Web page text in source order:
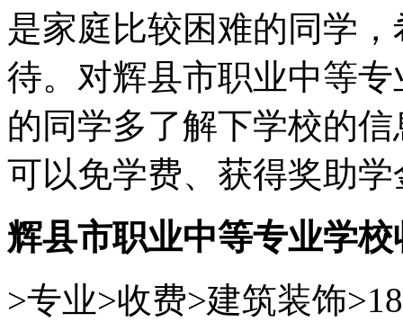
是家庭比较困难的同学
待。对辉县市职业中等
的同学多了解下学校的
可以免学费、获得奖助
辉县市职业中等专业学校
>专业>收费>建筑装饰